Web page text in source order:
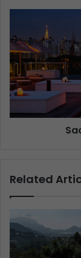
Related